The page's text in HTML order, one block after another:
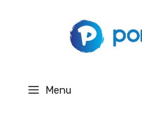
Menu